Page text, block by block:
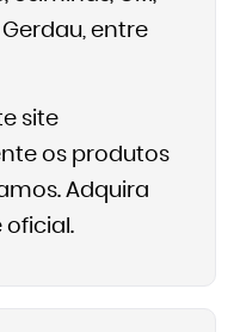
Gerdau, entre
site
os produtos
Adquira
oficial.